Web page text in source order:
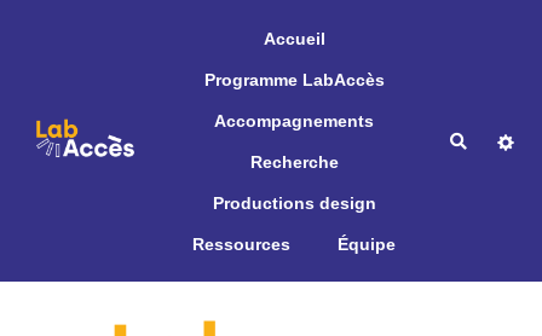
Accueil
Programme LabAccès
Accompagnements
Recherche
Productions design
Ressources Équipe